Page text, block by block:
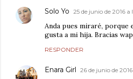
Solo Yo 25 de junio de 2016 a
Anda pues miraré, porque
gusta a mi hija. Bracias
RESPONDER
Enara Girl 26 de junio de